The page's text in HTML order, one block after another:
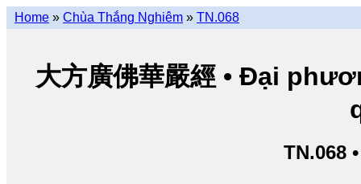
Home » Chùa Thắng Nghiêm » TN.068
大方廣佛華嚴經 • Đại
TN.068